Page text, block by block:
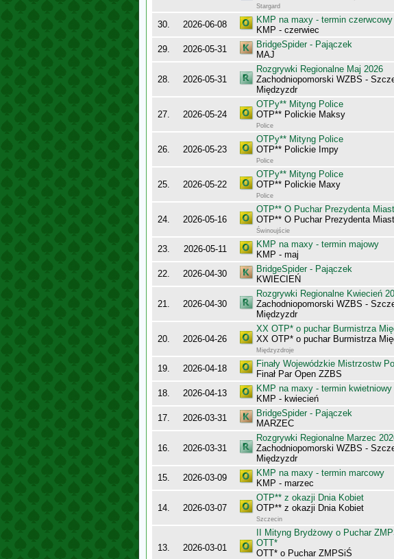
Stargard
30. 2026-06-08
KMP na maxy - termin czerwcowy
KMP - czerwiec
29. 2026-05-31
BridgeSpider - Pajączek
MAJ
28. 2026-05-31
Rozgrywki Regionalne Maj 2026
Zachodniopomorski WZBS -
Międzyzdr
27. 2026-05-24
OTPy** Mityng Police
OTP** Polickie Maksy
Police
26. 2026-05-23
OTPy** Mityng Police
OTP** Polickie Impy
Police
25. 2026-05-22
OTPy** Mityng Police
OTP** Polickie Maxy
Police
24. 2026-05-16
OTP** O Puchar Prezydenta
OTP** O Puchar Prezydenta
Świnoujście
23. 2026-05-11
KMP na maxy - termin majowy
KMP - maj
22. 2026-04-30
BridgeSpider - Pajączek
KWIECIEŃ
21. 2026-04-30
Rozgrywki Regionalne Kwiecień
Zachodniopomorski WZBS -
Międzyzdr
20. 2026-04-26
XX OTP* o puchar Burmistrza
XX OTP* o puchar Burmistrza
Międzyzdroje
19. 2026-04-18
Finały Wojewódzkie Mistrzostw
Finał Par Open ZZBS
18. 2026-04-13
KMP na maxy - termin kwietniowy
KMP - kwiecień
17. 2026-03-31
BridgeSpider - Pajączek
MARZEC
16. 2026-03-31
Rozgrywki Regionalne Marzec
Zachodniopomorski WZBS -
Międzyzdr
15. 2026-03-09
KMP na maxy - termin marcowy
KMP - marzec
14. 2026-03-07
OTP** z okazji Dnia Kobiet
OTP** z okazji Dnia Kobiet
Szczecin
13. 2026-03-01
II Mityng Brydżowy o Puchar
OTT*
OTT* o Puchar ZMPSiŚ